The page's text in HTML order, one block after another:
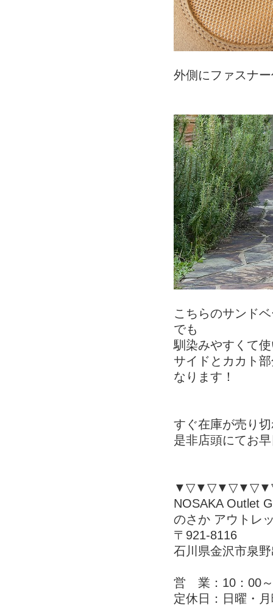
外側にファスナ
こちらのサンド
でも
馴染みやすくて
サイドとカカト
なります！
すぐ在庫が売り
是非店頭にてお
NOSAKA Outlet
のさか アウトレ
〒921-8116
石川県金沢市泉
営 業：10：00
定休日：日曜・